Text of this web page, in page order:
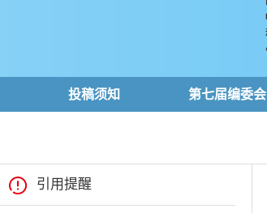
投稿须知 第七届编委会
引用提醒